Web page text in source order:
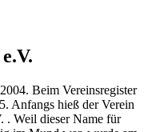
Beim Vereinsregister
Anfangs hieß der Verein
. Weil dieser Name für